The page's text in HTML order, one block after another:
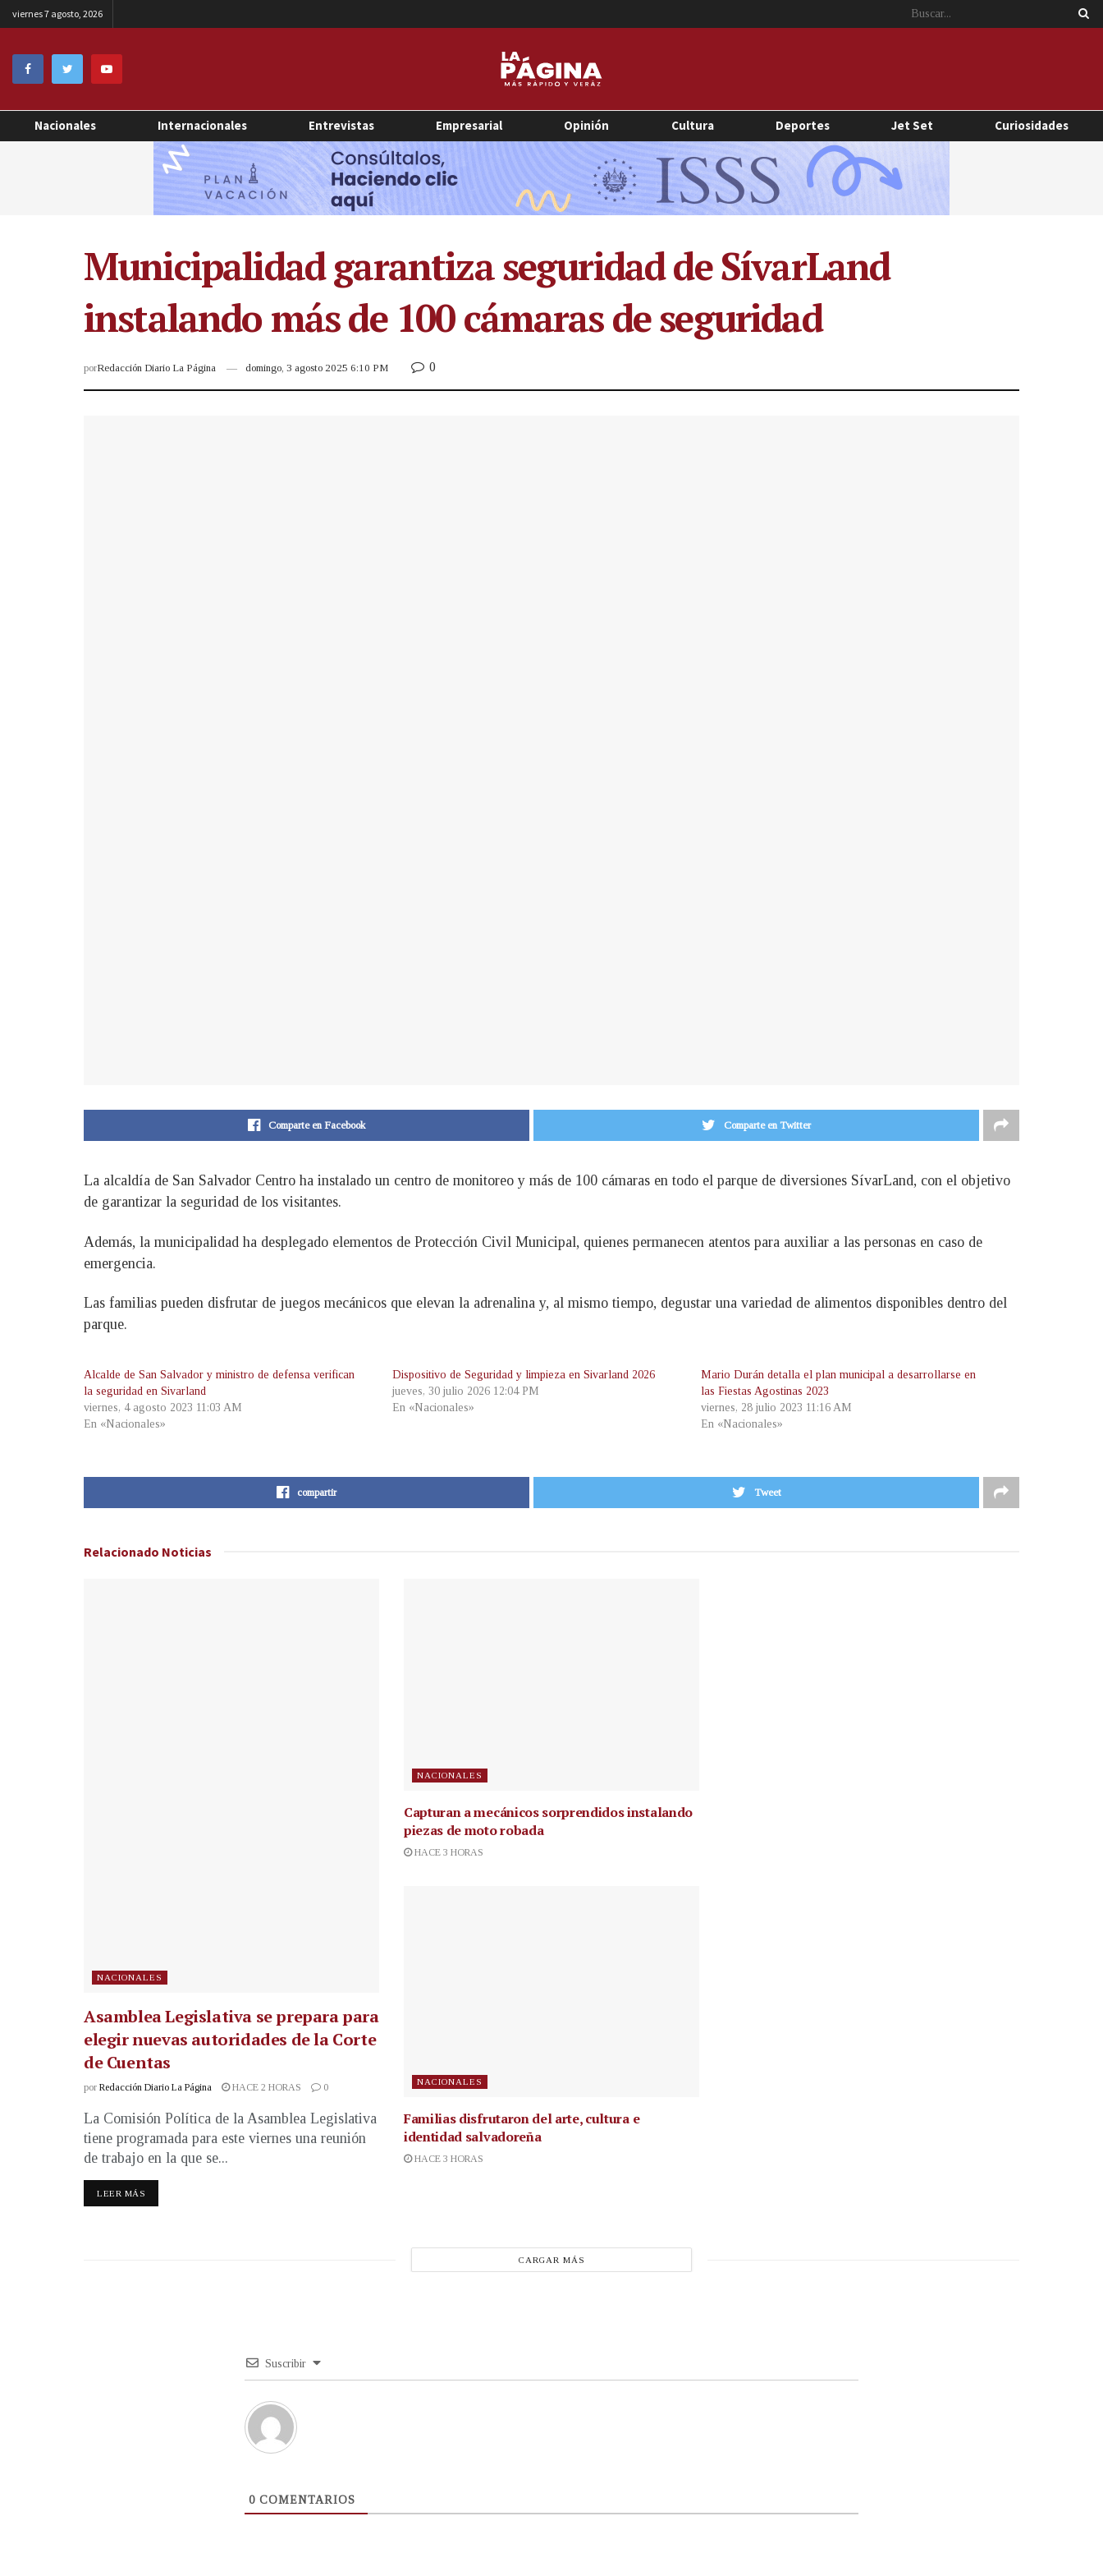
viernes 7 agosto, 2026
Nacionales Internacionales Entrevistas Empresarial Opinión Cultura Deportes Jet Set Curiosidades
Municipalidad garantiza seguridad de SívarLand
instalando más de 100 cámaras de seguridad
porRedacción Diario La Página domingo, 3 agosto 2025 6:10 PM 0
Comparte en Facebook Comparte en Twitter
La alcaldía de San Salvador Centro ha instalado un centro de monitoreo y más de 100 cámaras en todo el parque de diversiones SívarLand, con el objetivo
de garantizar la seguridad de los visitantes.
Además, la municipalidad ha desplegado elementos de Protección Civil Municipal, quienes permanecen atentos para auxiliar a las personas en caso de
emergencia.
Las familias pueden disfrutar de juegos mecánicos que elevan la adrenalina y, al mismo tiempo, degustar una variedad de alimentos disponibles dentro del
parque.
Alcalde de San Salvador y ministro de defensa verifican
la seguridad en Sivarland
viernes, 4 agosto 2023 11:03 AM
En «Nacionales»
Dispositivo de Seguridad y limpieza en Sivarland 2026
jueves, 30 julio 2026 12:04 PM
En «Nacionales»
Mario Durán detalla el plan municipal a desarrollarse en
las Fiestas Agostinas 2023
viernes, 28 julio 2023 11:16 AM
En «Nacionales»
compartir Tweet
Relacionado Noticias
NACIONALES
Asamblea Legislativa se prepara para
elegir nuevas autoridades de la Corte
de Cuentas
por Redacción Diario La Página HACE 2 HORAS 0
La Comisión Política de la Asamblea Legislativa
tiene programada para este viernes una reunión
de trabajo en la que se...
LEER MÁS
NACIONALES
Capturan a mecánicos sorprendidos instalando
piezas de moto robada
HACE 3 HORAS
NACIONALES
Familias disfrutaron del arte, cultura e
identidad salvadoreña
HACE 3 HORAS
CARGAR MÁS
Suscribir
0 COMENTARIOS